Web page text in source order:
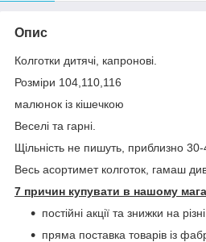
Опис
Колготки дитячі, капронові.
Розміри 104,110,116
малюнок із кішечкою
Веселі та гарні.
Щільність не пишуть, приблизно
Весь асортимет колготок, гамаш
7 причин купувати в нашому
постійні акції та знижки на
пряма поставка товарів із